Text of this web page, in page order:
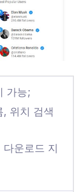
가능;
위치 검색
다운로드 지